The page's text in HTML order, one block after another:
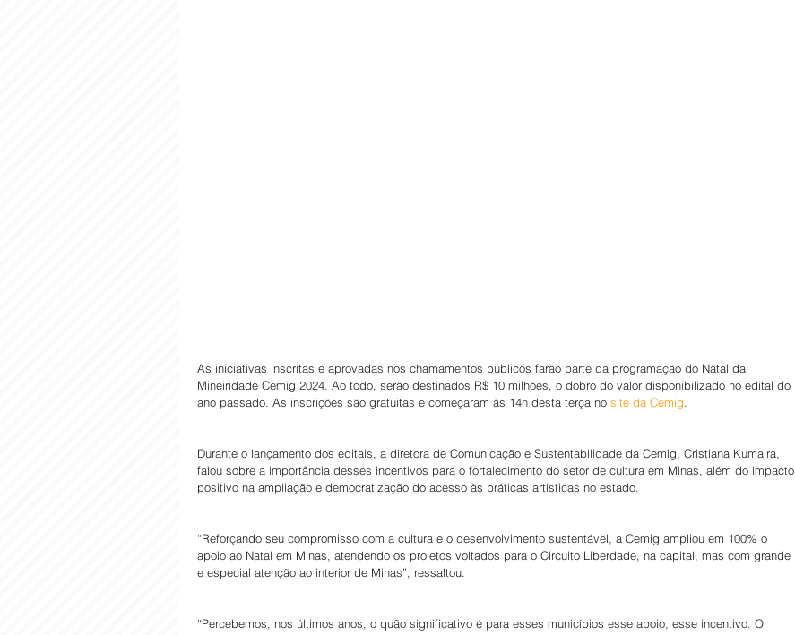
As iniciativas inscritas e aprovadas nos chamamentos públicos farão parte da programação do Natal da
Mineiridade Cemig 2024. Ao todo, serão destinados R$ 10 milhões, o dobro do valor disponibilizado no edital do
ano passado. As inscrições são gratuitas e começaram às 14h desta terça no site da Cemig
Durante o lançamento dos editais, a diretora de Comunicação e Sustentabilidade da Cemig, Cristiana Kumaira,
falou sobre a importância desses incentivos para o fortalecimento do setor de cultura em Minas, além do impacto
positivo na ampliação e democratização do acesso às práticas artísticas no estado.
“Reforçando seu compromisso com a cultura e o desenvolvimento sustentável, a Cemig ampliou em 100% o
apoio ao Natal em Minas, atendendo os projetos voltados para o Circuito Liberdade, na capital, mas com grande
e especial atenção ao interior de Minas”, ressaltou.
“Percebemos, nos últimos anos, o quão significativo é para esses municípios esse apoio, esse incentivo. O